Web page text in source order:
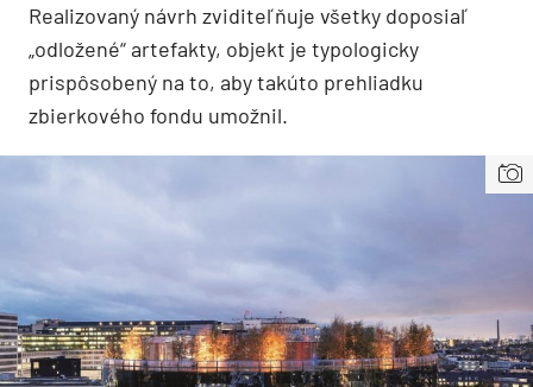
Realizovaný návrh zviditeľňuje všetky doposiaľ
„odložené“ artefakty, objekt je typologicky
prispôsobený na to, aby takúto prehliadku
zbierkového fondu umožnil.